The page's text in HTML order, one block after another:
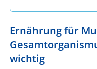
Ernährung für
wichtig